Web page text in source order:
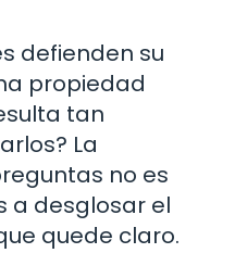
defienden su
propiedad
tan
La
no es
a desglosar el
quede claro.